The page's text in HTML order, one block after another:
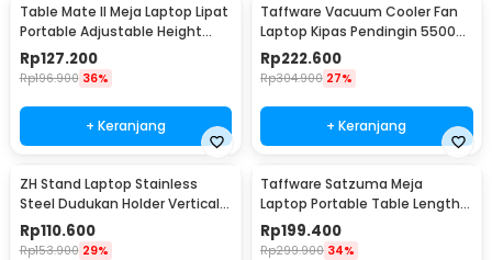
Table Mate II Meja Laptop Lipat
Portable Adjustable Height
51x39.5cm - TM2
Rp127.200
Rp196.900 36%
+ Keranjang
Taffware Vacuum Cooler Fan
Laptop Kipas Pendingin 5500
RPM 5V - LC06
Rp222.600
Rp304.900 27%
+ Keranjang
ZH Stand Laptop Stainless
Steel Dudukan Holder Vertical
Gravity - ZH005
Rp110.600
Rp153.900 29%
Taffware Satzuma Meja
Laptop Portable Table Length
42x26cm - Z19
Rp199.400
Rp299.900 34%